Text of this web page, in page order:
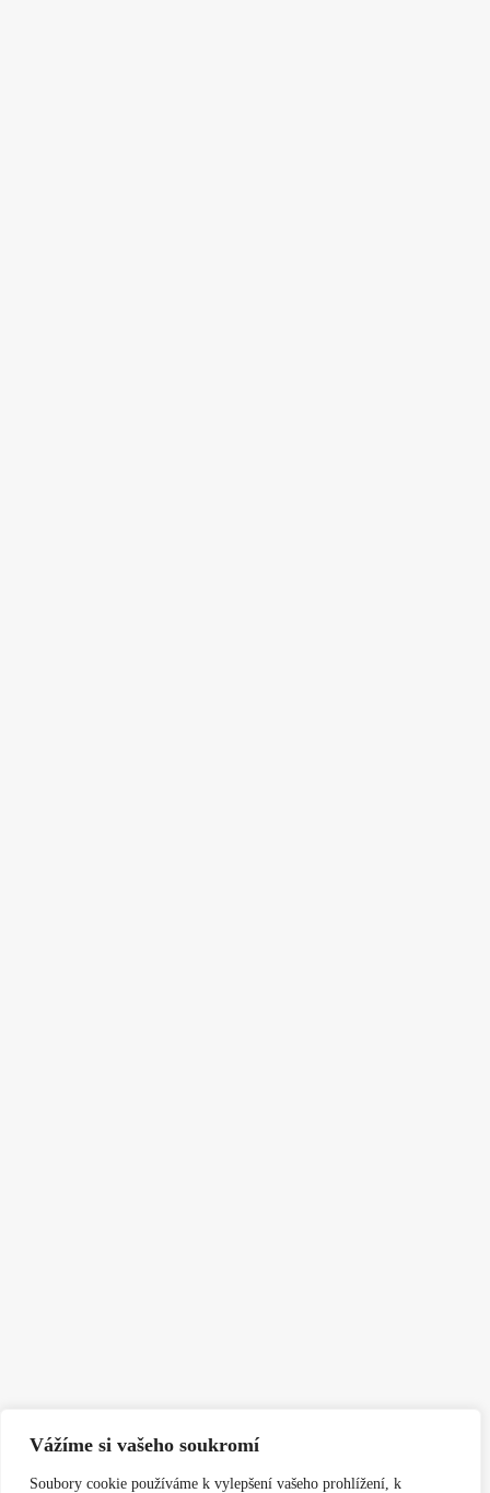
Vážíme si vašeho soukromí
Soubory cookie používáme k vylepšení vašeho prohlížení, k